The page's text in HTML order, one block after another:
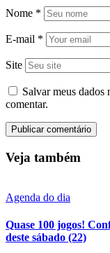
Nome *
E-mail *
Site
Salvar meus dados
comentar.
Veja também
Agenda do dia
Quase 100 jogos!
deste sábado (22)